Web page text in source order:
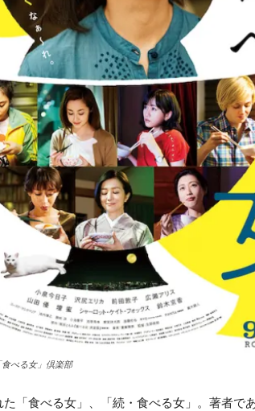
べる女」倶楽部
た「食べる女」、「続・食べる女」。著者で